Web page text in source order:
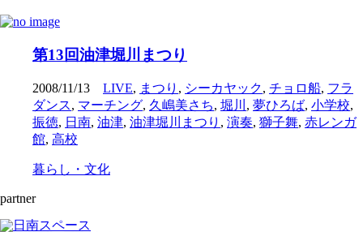
第13回油津堀川まつり
2008/11/13 LIVE, まつり , シーカヤック, チョロ船, フラ
ダンス, マーチング, 久嶋美さち, 堀川 , 夢ひろば, 小学校,
振徳, 日南, 油津, 油津堀川まつり , 演奏, 獅子舞, 赤レンガ
館, 高校
暮らし・文化
partner